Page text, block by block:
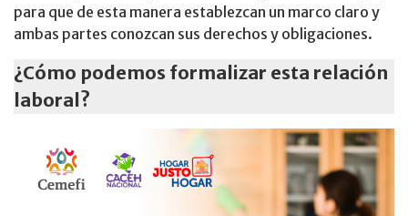
para que de esta manera establezcan un marco claro y
ambas partes conozcan sus derechos y obligaciones.
¿Cómo podemos formalizar esta relación
laboral?